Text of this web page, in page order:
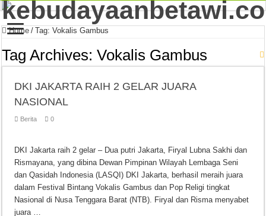
Home / Tag:Vokalis Gambus
Tag Archives:Vokalis Gambus
DKI JAKARTA RAIH 2 GELAR JUARA
NASIONAL
Berita 0
DKI Jakarta raih 2 gelar – Dua putri Jakarta, Firyal Lubna Sakhi dan
Rismayana, yang dibina Dewan Pimpinan Wilayah Lembaga Seni
dan Qasidah Indonesia (LASQI) DKI Jakarta, berhasil meraih juara
dalam Festival Bintang Vokalis Gambus dan Pop Religi tingkat
Nasional di Nusa Tenggara Barat (NTB). Firyal dan Risma menyabet
juara …